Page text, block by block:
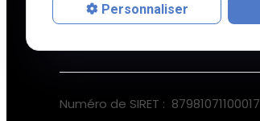
Numéro de SIRET : 87981071100017
Personnaliser